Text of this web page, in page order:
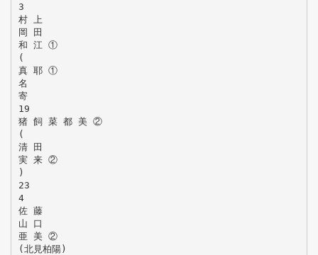
3
村 上
岡 田
和 江 ①
(
真 耶 ①
名
寄
19
猪 飼 菜 都 美 ②
(
清 田
実 来 ②
)
23
4
佐 藤
山 口
亜 美 ②
(北見柏陽)